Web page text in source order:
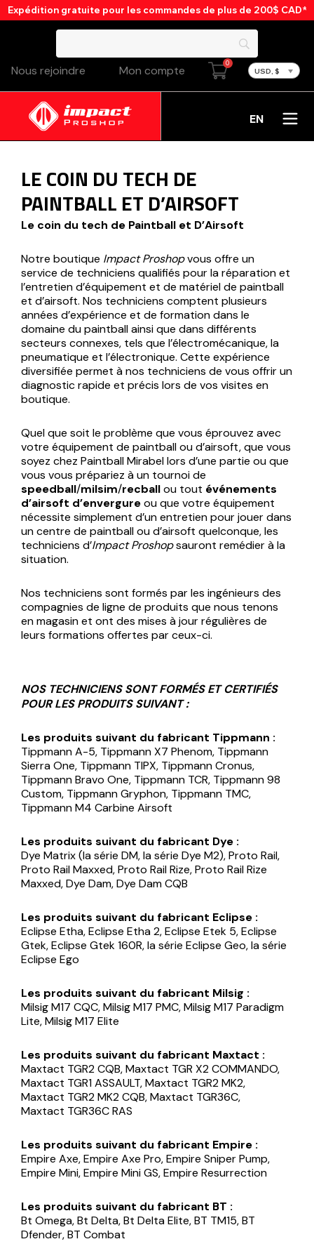
Expédition gratuite pour les commandes de plus de 200$ CAD*
Nous rejoindre Mon compte 0
USD, $
EN
LE COIN DU TECH DE
PAINTBALL ET D’AIRSOFT
Le coin du tech de Paintball et D’Airsoft
Notre boutique Impact Proshopvous offre un
service de techniciens qualifiés pour la réparation et
l’entretien d’équipement et de matériel de paintball
et d’airsoft. Nos techniciens comptent plusieurs
années d’expérience et de formation dans le
domaine du paintball ainsi que dans différents
secteurs connexes, tels que l’électromécanique, la
pneumatique et l’électronique. Cette expérience
diversifiée permet à nos techniciens de vous offrir un
diagnostic rapide et précis lors de vos visites en
boutique.
Quel que soit le problème que vous éprouvez avec
votre équipement de paintball ou d’airsoft, que vous
soyez chez Paintball Mirabel lors d’une partie ou que
vous vous prépariez à un tournoi de
speedball/milsim/recballou tout événements
d’airsoft d’envergureou que votre équipement
nécessite simplement d’un entretien pour jouer dans
un centre de paintball ou d’airsoft quelconque, les
techniciens d’Impact Proshopsauront remédier à la
situation.
Nos techniciens sont formés par les ingénieurs des
compagnies de ligne de produits que nous tenons
en magasin et ont des mises à jour régulières de
leurs formations offertes par ceux-ci.
NOS TECHNICIENS SONT FORMÉS ET CERTIFIÉS
POUR LES PRODUITS SUIVANT :
Les produits suivant du fabricant Tippmann :
Tippmann A-5, Tippmann X7 Phenom, Tippmann
Sierra One, Tippmann TIPX, Tippmann Cronus,
Tippmann Bravo One, Tippmann TCR, Tippmann 98
Custom, Tippmann Gryphon, Tippmann TMC,
Tippmann M4 Carbine Airsoft
Les produits suivant du fabricant Dye :
Dye Matrix (la série DM, la série Dye M2), Proto Rail,
Proto Rail Maxxed, Proto Rail Rize, Proto Rail Rize
Maxxed, Dye Dam, Dye Dam CQB
Les produits suivant du fabricant Eclipse :
Eclipse Etha, Eclipse Etha 2, Eclipse Etek 5, Eclipse
Gtek, Eclipse Gtek 160R, la série Eclipse Geo, la série
Eclipse Ego
Les produits suivant du fabricant Milsig :
Milsig M17 CQC, Milsig M17 PMC, Milsig M17 Paradigm
Lite, Milsig M17 Elite
Les produits suivant du fabricant Maxtact :
Maxtact TGR2 CQB, Maxtact TGR X2 COMMANDO,
Maxtact TGR1 ASSAULT, Maxtact TGR2 MK2,
Maxtact TGR2 MK2 CQB, Maxtact TGR36C,
Maxtact TGR36C RAS
Les produits suivant du fabricant Empire :
Empire Axe, Empire Axe Pro, Empire Sniper Pump,
Empire Mini, Empire Mini GS, Empire Resurrection
Les produits suivant du fabricant BT :
Bt Omega, Bt Delta, Bt Delta Elite, BT TM15, BT
Dfender, BT Combat